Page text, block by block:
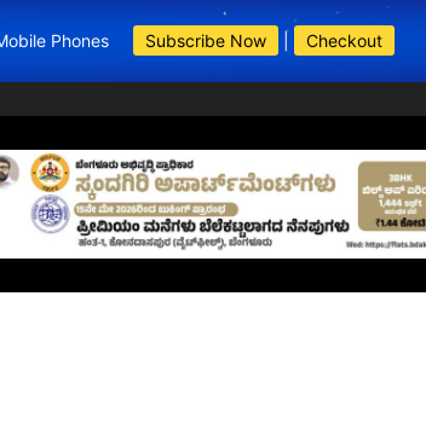
Phones Subscribe Now Checkout
BDA Apartments